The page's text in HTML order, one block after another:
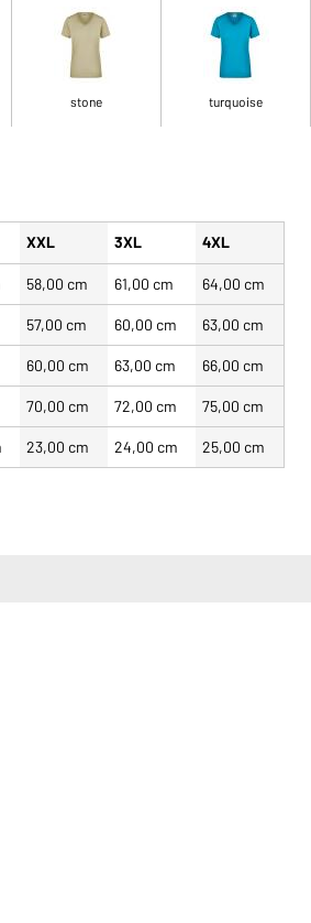
stone turquoise
XXL 3XL 4XL
58,00 cm 61,00 cm 64,00 cm
57,00 cm 60,00 cm 63,00 cm
60,00 cm 63,00 cm 66,00 cm
70,00 cm 72,00 cm 75,00 cm
23,00 cm 24,00 cm 25,00 cm